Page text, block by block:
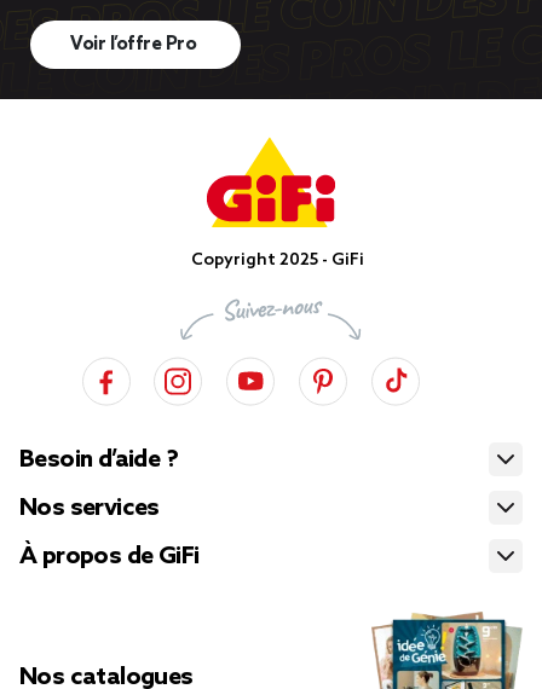
Voir l’offre Pro
Copyright 2025 - GiFi
Besoin d’aide ?
Nos services
À propos de GiFi
Nos catalogues